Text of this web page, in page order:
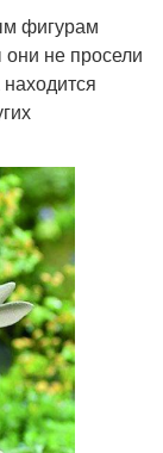
фигурам
не просели